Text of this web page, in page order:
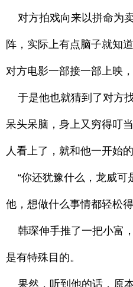
对方拍戏向来以拼命为
阵，实际上有点脑子就知
对方电影一部接一部上映
于是他也就猜到了对方
呆头呆脑，身上又穷得叮
人看上了，就和他一开始的
“你还犹豫什么，龙威可
他，想做什么事情都轻松
韩琛伸手推了一把小富
是有特殊目的。
果然，听到他的话，原